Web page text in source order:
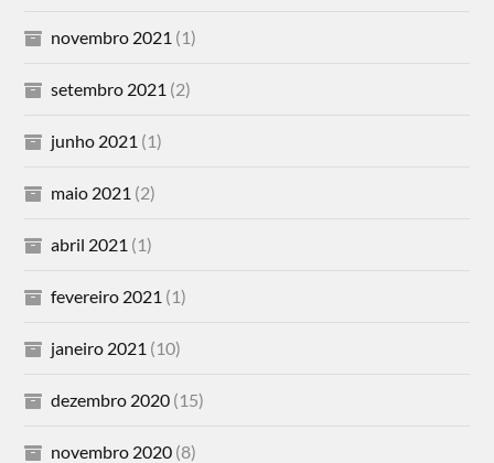
novembro 2021 (1)
setembro 2021 (2)
junho 2021 (1)
maio 2021 (2)
abril 2021 (1)
fevereiro 2021 (1)
janeiro 2021 (10)
dezembro 2020 (15)
novembro 2020 (8)